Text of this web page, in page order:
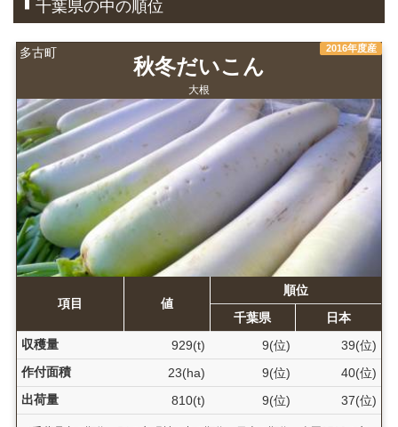
千葉県の中の順位
多古町 2016年度産
秋冬だいこん
大根
項目 値
順位
千葉県
日本
収穫量
929(t) 9(位)
39(位)
作付面積
23(ha) 9(位)
40(位)
出荷量
810(t) 9(位) 37(位)